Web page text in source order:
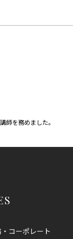
師を務めました。
コーポレート